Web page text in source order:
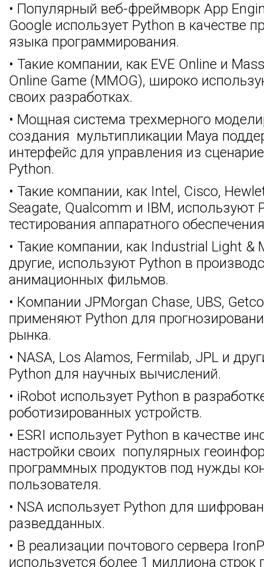
• Популярный веб-фреймворк Арр
Google использует Python в качестве
языка программирования.
• Такие компании, как EVE Online и
Online Game (MMOG), широко
своих разработках.
• Мощная система трехмерного
создания мультипликации Maya
интерфейс для управления из
Python.
• Такие компании, как Intel, Cisco,
Seagate, Qualcomm и IBM, используют
тестирования аппаратного
• Такие компании, как Industrial Light &
другие, используют Python в
анимационных фильмов.
• Компании JPMorgan Chase, UBS,
применяют Python для
рынка.
• NASA, Los Alamos, Fermilab, JPL и
Python для научных вычислений.
• iRobot использует Python в
роботизированных устройств.
• ESRI использует Python в качестве
настройки своих популярных
программных продуктов под нужды
пользователя.
• NSA использует Python для
разведданных.
• В реализации почтового сервера
используется более 1 миллиона строк